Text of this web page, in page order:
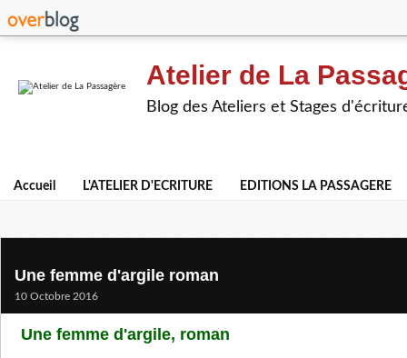
Atelier de La
Blog des Ateliers et Stages
Accueil L'ATELIER D'ECRITURE EDITIONS LA PASSAGERE
Une femme d'argile roman
10 Octobre 2016
Une femme d'argile, roman